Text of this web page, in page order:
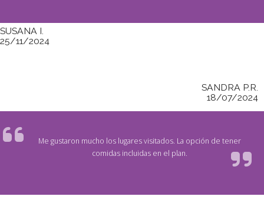
SUSANA I.
25/11/2024
SANDRA P.R.
18/07/2024
Me gustaron mucho los lugares visitados. La opción de tener
comidas incluidas en el plan.